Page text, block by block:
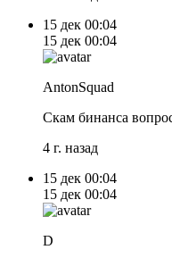
15 дек 00:04
15 дек 00:04
AntonSquad
Скам бинанса
4 г. назад
15 дек 00:04
15 дек 00:04
D